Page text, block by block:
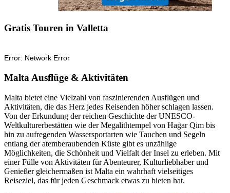
Gratis Touren in Valletta
Malta Ausflüge & Aktivitäten
Malta bietet eine Vielzahl von faszinierenden Ausflügen und
Aktivitäten, die das Herz jedes Reisenden höher schlagen lassen.
Von der Erkundung der reichen Geschichte der UNESCO-
Weltkulturerbestätten wie der Megalithtempel von Ħaġar Qim bis
hin zu aufregenden Wassersportarten wie Tauchen und Segeln
entlang der atemberaubenden Küste gibt es unzählige
Möglichkeiten, die Schönheit und Vielfalt der Insel zu erleben. Mit
einer Fülle von Aktivitäten für Abenteurer, Kulturliebhaber und
Genießer gleichermaßen ist Malta ein wahrhaft vielseitiges
Reiseziel, das für jeden Geschmack etwas zu bieten hat.